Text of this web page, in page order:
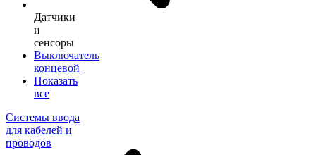
Датчики
и
сенсоры
Выключатель
концевой
Показать
все
Системы ввода
для кабелей и
проводов